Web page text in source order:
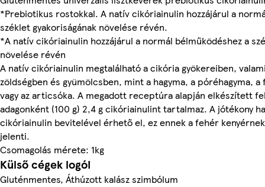
*Prebiotikus rostokkal. A natív cikóriainulin hozzájárul a
széklet gyakoriságának növelése révén.
*A natív cikóriainulin hozzájárul a normál bélműködéshez a
növelése révén
A natív cikóriainulin megtalálható a cikória gyökereiben,
zöldségben és gyümölcsben, mint a hagyma, a póréhagyma, a
vagy az articsóka. A megadott receptúra alapján elkészített
adagonként (100 g) 2,4 g cikóriainulint tartalmaz. A jótékony
cikóriainulin bevitelével érhető el, ez ennek a fehér
jelenti.
Csomagolás mérete: 1kg
Külső cégek logói
Gluténmentes, Áthúzott kalász szimbólum